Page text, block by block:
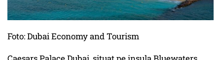
Foto: Dubai Economy and Tourism